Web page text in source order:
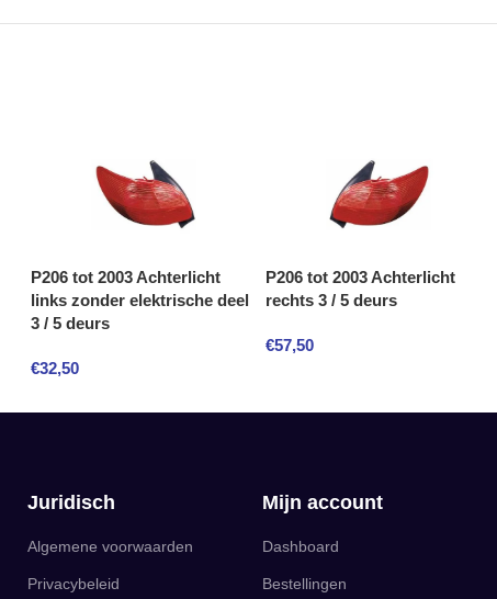
P206 tot 2003 Achterlicht
links zonder elektrische deel
3 / 5 deurs
€32,50
P206 tot 2003 Achterlicht
rechts 3 / 5 deurs
€57,50
Juridisch
Algemene voorwaarden
Privacybeleid
Mijn account
Dashboard
Bestellingen